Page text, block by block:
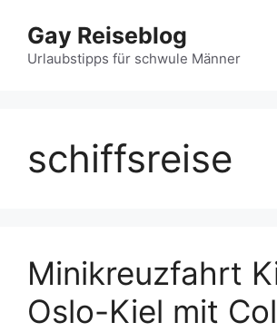
Inhalt
springen
Gay Reiseblog
Urlaubstipps für schwule Männer
schiffsreise
Minikreuzfahrt
Oslo-Kiel mit